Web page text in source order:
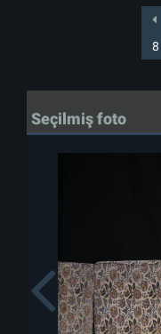
8
Seçilmiş foto